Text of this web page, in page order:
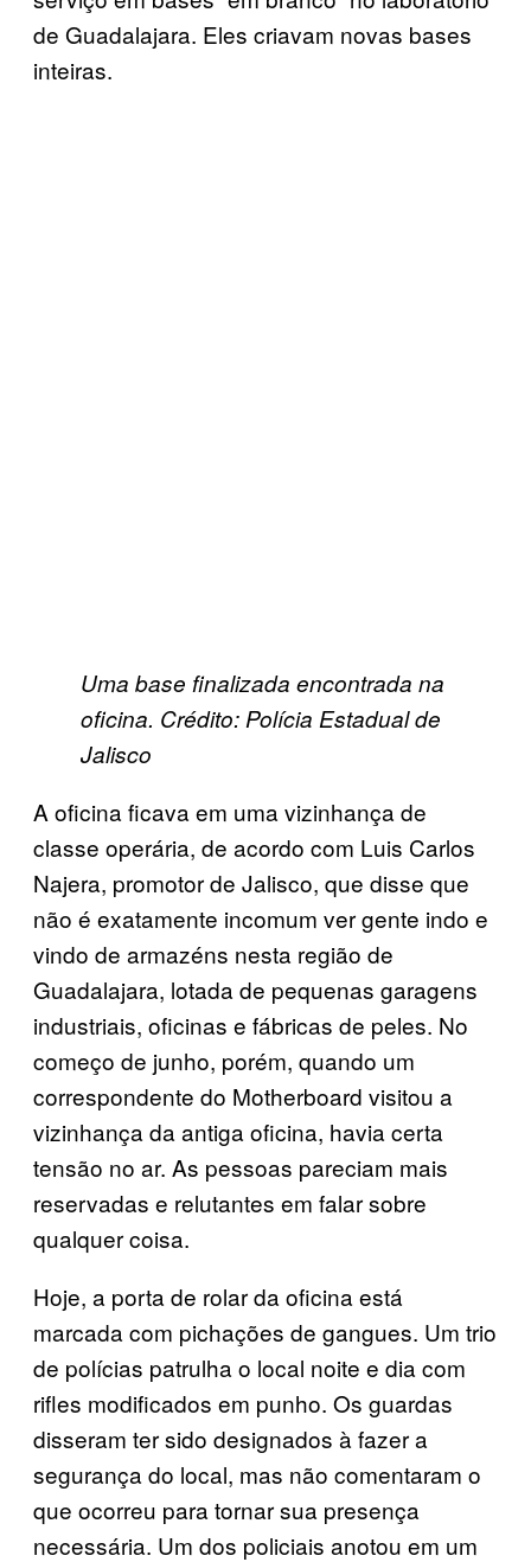
de Guadalajara. Eles criavam novas bases
inteiras.
Uma base finalizada encontrada na
oficina. Crédito: Polícia Estadual de
Jalisco
A oficina ficava em uma vizinhança de
classe operária, de acordo com Luis Carlos
Najera, promotor de Jalisco, que disse que
não é exatamente incomum ver gente indo e
vindo de armazéns nesta região de
Guadalajara, lotada de pequenas garagens
industriais, oficinas e fábricas de peles. No
começo de junho, porém, quando um
correspondente do Motherboard visitou a
vizinhança da antiga oficina, havia certa
tensão no ar. As pessoas pareciam mais
reservadas e relutantes em falar sobre
qualquer coisa.
Hoje, a porta de rolar da oficina está
marcada com pichações de gangues. Um trio
de polícias patrulha o local noite e dia com
rifles modificados em punho. Os guardas
disseram ter sido designados à fazer a
segurança do local, mas não comentaram o
que ocorreu para tornar sua presença
necessária. Um dos policiais anotou em um